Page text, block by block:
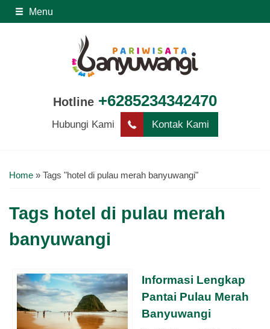
Menu
Hotline +6285234342470
Hubungi Kami Kontak Kami
Home » Tags "hotel di pulau merah banyuwangi"
Tags hotel di pulau merah
banyuwangi
Informasi Lengkap
Pantai Pulau Merah
Banyuwangi